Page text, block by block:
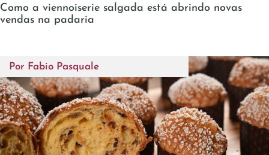
Como a viennoiserie salgada está abrindo novas
vendas na padaria
Por Fabio Pasquale